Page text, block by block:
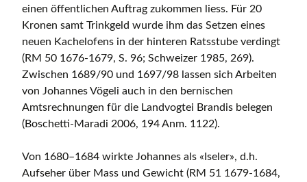
einen öffentlichen Auftrag zukommen liess. Für 20
Kronen samt Trinkgeld wurde ihm das Setzen eines
neuen Kachelofens in der hinteren Ratsstube verdingt
(RM 50 1676-1679, S. 96; Schweizer 1985, 269).
Zwischen 1689/90 und 1697/98 lassen sich Arbeiten
von Johannes Vögeli auch in den bernischen
Amtsrechnungen für die Landvogtei Brandis belegen
(Boschetti-Maradi 2006, 194 Anm. 1122).
Von 1680–1684 wirkte Johannes als «Iseler», d.h.
Aufseher über Mass und Gewicht (RM 51 1679-1684,